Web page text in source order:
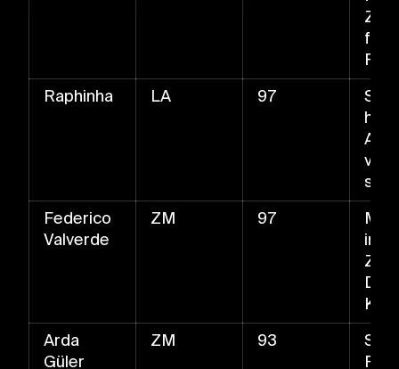
f
Raphinha
LA 97
s
Federico
Valverde
ZM 97
im
Das
Arda
Güler
ZM 93